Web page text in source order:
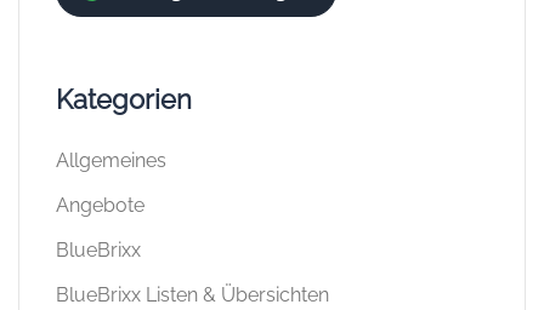
Kategorien
Allgemeines
Angebote
BlueBrixx
BlueBrixx Listen & Übersichten